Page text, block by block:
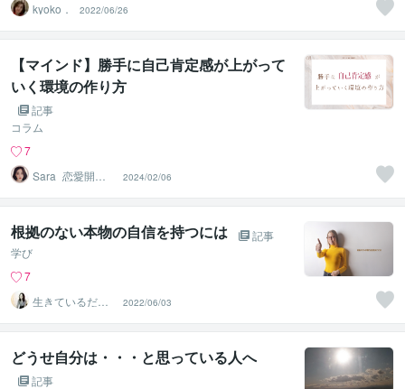
kyoko．
2022/06/26
【マインド】勝手に自己肯定感が上がって
いく環境の作り方
記事
コラム
7
Sara_恋愛開運
体質の人
2024/02/06
根拠のない本物の自信を持つには
記事
学び
7
生きているだけ
でカウンセラ
ー 紀凛
2022/06/03
どうせ自分は・・・と思っている人へ
記事